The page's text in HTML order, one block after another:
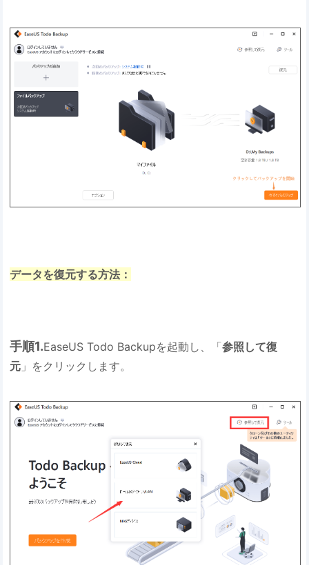
データを復元する方法：
手順1.EaseUS Todo Backupを起動し、「参照して復
元 」をクリックします。